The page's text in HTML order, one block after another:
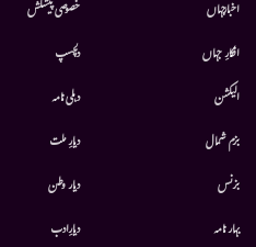
اخبارجہاں
افکارِ جہاں
الیکشن
بزم شمال
بزنس
بہار نامہ
خصوصی پیشکش
دلچسپ
دہلی نامہ
دیارِ ملت
دیار وطن
دیارِادب